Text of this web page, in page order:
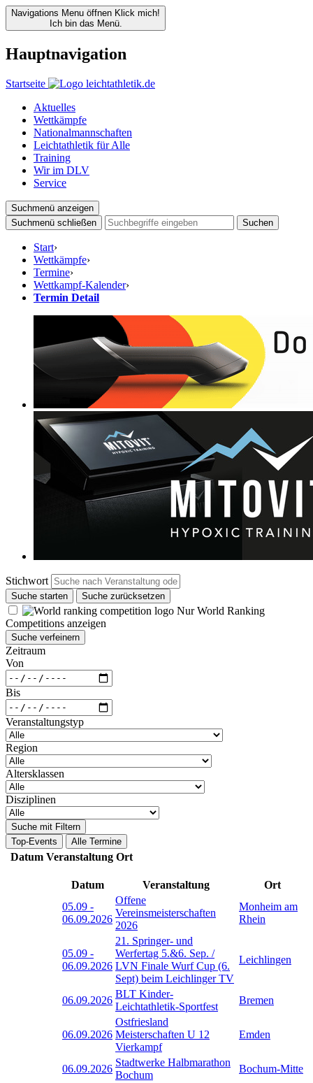
Navigations Menu öffnen Klick mich!
Ich bin das Menü.
Hauptnavigation
Startseite
Aktuelles
Wettkämpfe
Nationalmannschaften
Leichtathletik für Alle
Training
Wir im DLV
Service
Suchmenü anzeigen
Suchmenü schließen
Suchen
Start›
Wettkämpfe›
Termine›
Wettkampf-Kalender›
Termin Detail
Stichwort
Suche starten Suche zurücksetzen
Nur World Ranking
Competitions anzeigen
Suche verfeinern
Zeitraum
Von
Bis
Veranstaltungstyp
Region
Altersklassen
Disziplinen
Suche mit Filtern
Top-Events
Alle Termine
Datum Veranstaltung Ort
Datum Veranstaltung
Ort
05.09 -
06.09.2026
Offene
Vereinsmeisterschaften
2026
Monheim am
Rhein
05.09 -
06.09.2026
21. Springer- und
Werfertag 5.&6. Sep. /
LVN Finale Wurf Cup (6.
Sept) beim Leichlinger TV
Leichlingen
06.09.2026
BLT Kinder-
Leichtathletik-Sportfest
Bremen
06.09.2026
Ostfriesland
Meisterschaften U 12
Vierkampf
Emden
06.09.2026
Stadtwerke Halbmarathon
Bochum
Bochum-Mitte